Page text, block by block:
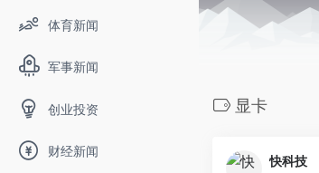
体育新闻
军事新闻
创业投资
财经新闻
显卡
快科技